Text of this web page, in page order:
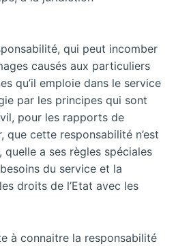
qui peut incomber
causés aux particuliers
qu’il emploie dans le service
par les principes qui sont
pour les rapports de
cette responsabilité n’est
quelle a ses règles spéciales
du service et la
droits de l’Etat avec les
à connaitre la responsabilité